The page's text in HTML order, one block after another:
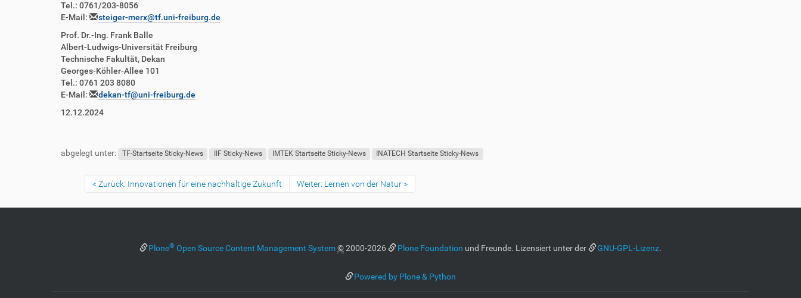
Tel.: 0761/203-8056
E-Mail:
steiger-merx@tf.uni-freiburg.de
Prof. Dr.-Ing. Frank Balle
Albert-Ludwigs-Universität Freiburg
Technische Fakultät, Dekan
Georges-Köhler-Allee 101
Tel.: 0761 203 8080
E-Mail:
dekan-tf@uni-freiburg.de
12.12.2024
abgelegt unter: TF-Startseite Sticky-News IIF Sticky-News IMTEK Startseite Sticky-News INATECH Startseite Sticky-News
Zurück: Innovationen für eine nachhaltige Zukunft Weiter: Lernen von der Natur
Plone® Open Source Content Management System ©2000-2026 Plone Foundation und Freunde. Lizensiert unter der GNU-GPL-Lizenz.
Powered by Plone & Python